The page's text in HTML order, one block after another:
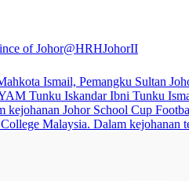
of Johor@HRHJohorII
Ismail, Pemangku Sultan
Tunku Iskandar Ibni Tunku
kejohanan Johor School Cup
Malaysia. Dalam kejohanan